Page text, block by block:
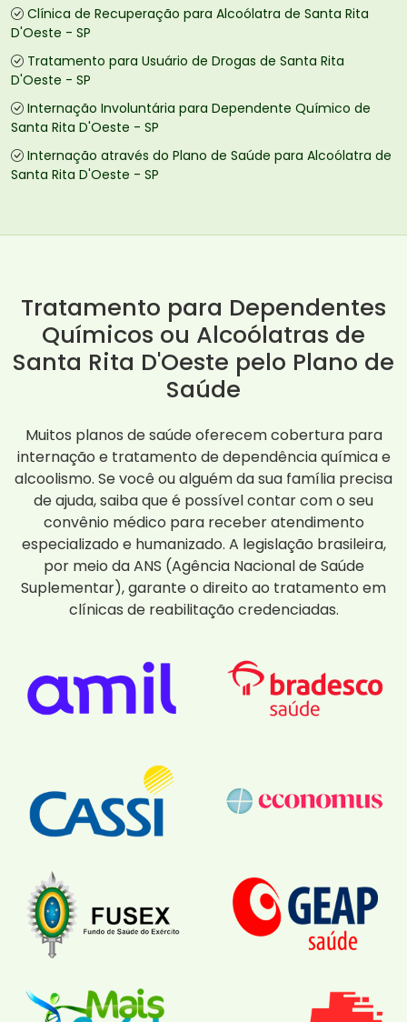
Clínica de Recuperação para Alcoólatra de Santa Rita
D'Oeste - SP
Tratamento para Usuário de Drogas de Santa Rita
D'Oeste - SP
Internação Involuntária para Dependente Químico de
Santa Rita D'Oeste - SP
Internação através do Plano de Saúde para Alcoólatra de
Santa Rita D'Oeste - SP
Tratamento para Dependentes
Químicos ou Alcoólatras de
Santa Rita D'Oeste pelo Plano de
Saúde
Muitos planos de saúde oferecem cobertura para
internação e tratamento de dependência química e
alcoolismo. Se você ou alguém da sua família precisa
de ajuda, saiba que é possível contar com o seu
convênio médico para receber atendimento
especializado e humanizado. A legislação brasileira,
por meio da ANS (Agência Nacional de Saúde
Suplementar), garante o direito ao tratamento em
clínicas de reabilitação credenciadas.